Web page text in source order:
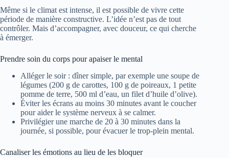
Même si le climat est intense, il est possible de vivre cette
période de manière constructive. L’idée n’est pas de tout
contrôler. Mais d’accompagner, avec douceur, ce qui cherche
à émerger.
Prendre soin du corps pour apaiser le mental
Alléger le soir : dîner simple, par exemple une soupe de
légumes (200 g de carottes, 100 g de poireaux, 1 petite
pomme de terre, 500 ml d’eau, un filet d’huile d’olive).
Éviter les écrans au moins 30 minutes avant le coucher
pour aider le système nerveux à se calmer.
Privilégier une marche de 20 à 30 minutes dans la
journée, si possible, pour évacuer le trop-plein mental.
Canaliser les émotions au lieu de les bloquer